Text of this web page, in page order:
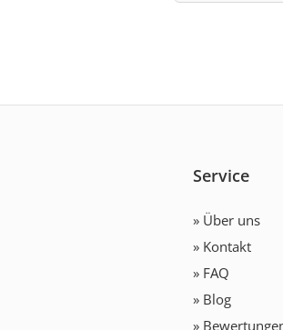
Service
» Über uns
» Kontakt
» FAQ
» Blog
»